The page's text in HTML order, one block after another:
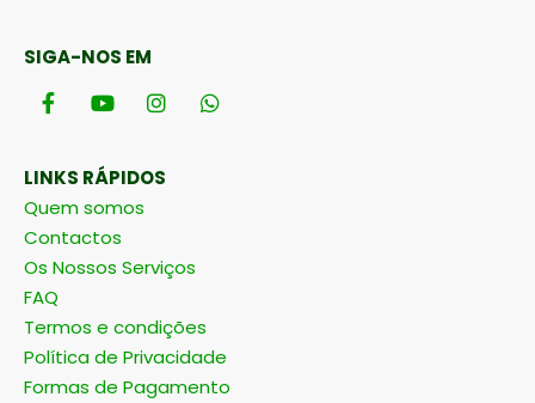
SIGA-NOS EM
LINKS RÁPIDOS
Quem somos
Contactos
Os Nossos Serviços
FAQ
Termos e condições
Política de Privacidade
Formas de Pagamento